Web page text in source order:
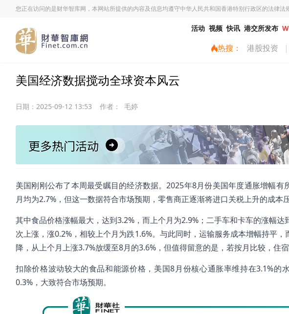
您正在访问的是财华智库网，本网站所提供的内容及信息均遵守中华人民共和国香港特别行政区的法律法规
活动 视频 快讯 港交所发布
热搜： 港股投资 |
美国经济数据搅动全球资本风云
日期： 2025-09-12 13:53 作者： 毛婷
美国刚刚公布了本周最受瞩目的经济数据。2025年8月份美国年度通胀增幅
月均为2.7%，但这一数据符合市场预期，零售商正逐渐将进口关税上升的成本
其中食品价格涨幅最大，达到3.2%，而上个月为2.9%；二手车和卡车的涨幅
次上涨，涨0.2%，相较上个月为跌1.6%。与此同时，运输服务成本增幅持平
降，从上个月上涨3.7%放缓至8月的3.6%，但值得留意的是，若按月比较，住
扣除价格波动较大的食品和能源价格，美国8月份核心通胀率维持在3.1%的
0.3%，大致符合市场预期。